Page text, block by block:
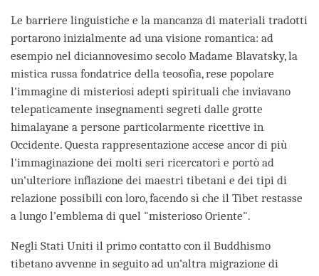
Le barriere linguistiche e la mancanza di materiali tradotti
portarono inizialmente ad una visione romantica: ad
esempio nel diciannovesimo secolo Madame Blavatsky, la
mistica russa fondatrice della teosofia, rese popolare
l'immagine di misteriosi adepti spirituali che inviavano
telepaticamente insegnamenti segreti dalle grotte
himalayane a persone particolarmente ricettive in
Occidente. Questa rappresentazione accese ancor di più
l'immaginazione dei molti seri ricercatori e portò ad
un'ulteriore inflazione dei maestri tibetani e dei tipi di
relazione possibili con loro, facendo sì che il Tibet restasse
a lungo l’emblema di quel "misterioso Oriente".
Negli Stati Uniti il primo contatto con il Buddhismo
tibetano avvenne in seguito ad un’altra migrazione di